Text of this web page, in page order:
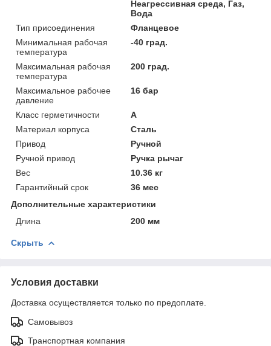
Неагрессивная среда, Газ,
Вода
Тип присоединения
Фланцевое
Минимальная рабочая
температура
-40 град.
Максимальная рабочая
температура
200 град.
Максимальное рабочее
давление
16 бар
Класс герметичности
А
Материал корпуса
Сталь
Привод
Ручной
Ручной привод
Ручка рычаг
Вес
10.36 кг
Гарантийный срок
36 мес
Дополнительные характеристики
Длина
200 мм
Скрыть
Условия доставки
Доставка осуществляется только по предоплате.
Самовывоз
Транспортная компания